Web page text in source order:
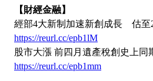
【財經金融】
經部4大新制加速新創成長 估至
https://reurl.cc/epb1lM
股市大漲 前四月遺產稅創史上同
https://reurl.cc/epb1mm